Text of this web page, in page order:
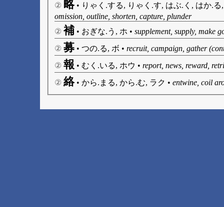
② 略• りゃく.する, りゃく.す, はぶ.く, はか.
omission, outline, shorten, capture, plunder
② 補 • おぎな.う, ホ • supplement, supply, make
② 募 • つの.る, ボ • recruit, campaign, gather
② 報 • むく.いる, ホウ • report, news, reward,
② 絡• から.まる, から.む, ラク • entwine, coil